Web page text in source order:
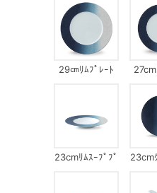
29㎝ﾘﾑﾌﾟﾚｰﾄ
23cmﾘﾑｽｰﾌﾟﾌﾟ
23cm